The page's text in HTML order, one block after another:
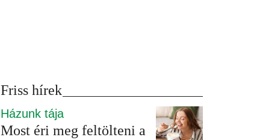
Friss hírek
Házunk tája
Most éri meg feltölteni a